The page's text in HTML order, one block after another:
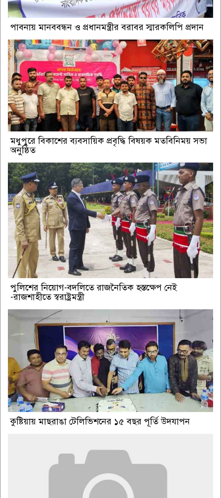
পাবনায় মানববন্ধন ও প্রধানমন্ত্রীর বরাবর স্মারকলিপি প্রদান
মধুপুরে বিকাশের ব্যবসায়িক প্রবৃদ্ধি বিষয়ক মতবিনিময় সভা
অনুষ্ঠিত
পুলিশের নিয়োগ-বদলিতে রাজনৈতিক হস্তক্ষেপ নেই
-রাজশাহীতে স্বরাষ্ট্রমন্ত্রী
কুষ্টিয়ায় মাছরাঙা টেলিভিশনের ১৫ বছর পূর্তি উদযাপন